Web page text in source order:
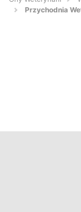
Przychodnia